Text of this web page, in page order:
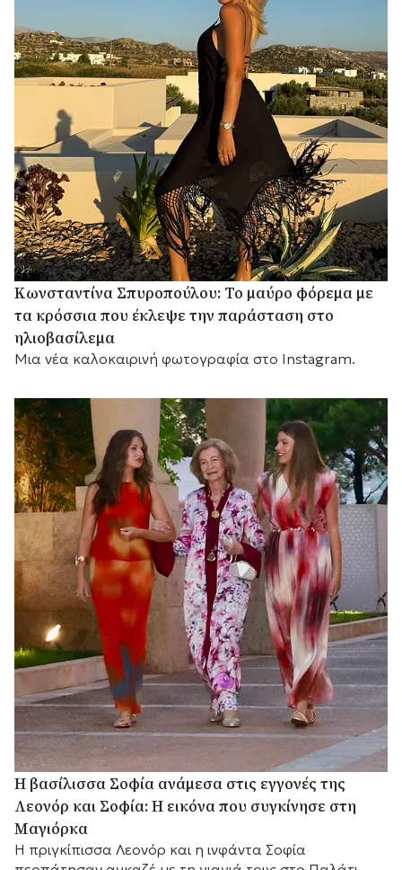
Κωνσταντίνα Σπυροπούλου: Το μαύρο φόρεμα με
τα κρόσσια που έκλεψε την παράσταση στο
ηλιοβασίλεμα
Μια νέα καλοκαιρινή φωτογραφία στο Instagram.
Η βασίλισσα Σοφία ανάμεσα στις εγγονές της
Λεονόρ και Σοφία: Η εικόνα που συγκίνησε στη
Μαγιόρκα
Η πριγκίπισσα Λεονόρ και η ινφάντα Σοφία